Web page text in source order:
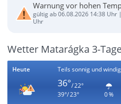
Warnung vor hohen
gültig ab 06.08.2026 14:38 Uhr
Uhr
Wetter Matarágka 3-
Heute Teils sonnig und windig
36°/ 22°
39°/ 23°
0 %